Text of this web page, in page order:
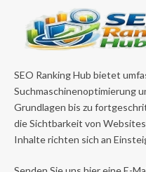
SEO Ranking Hub bietet
Suchmaschinenoptimierung
Grundlagen bis zu
die Sichtbarkeit von
Inhalte richten sich an